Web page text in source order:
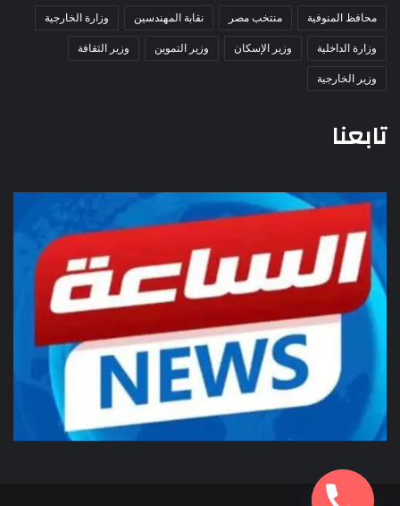
محافظ المنوفية
منتخب مصر نقابة المهندسين
وزارة الخارجية
وزارة الداخلية
وزير الإسكان وزير التموين
وزير الثقافة
وزير الخارجية
تابعنا